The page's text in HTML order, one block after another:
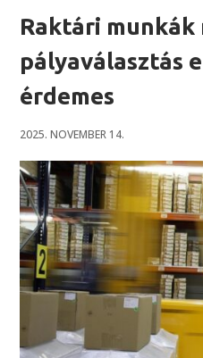
Raktári
pályaválasztás
érdemes
2025. NOVEMBER 14.